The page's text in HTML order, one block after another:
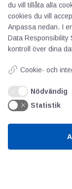
AOTI
du vill tillåta alla
cookies du vill
Anpassa nedan. I
Data Responsibility
kontroll över dina
Cookie- och
Nödvändig
Statistik